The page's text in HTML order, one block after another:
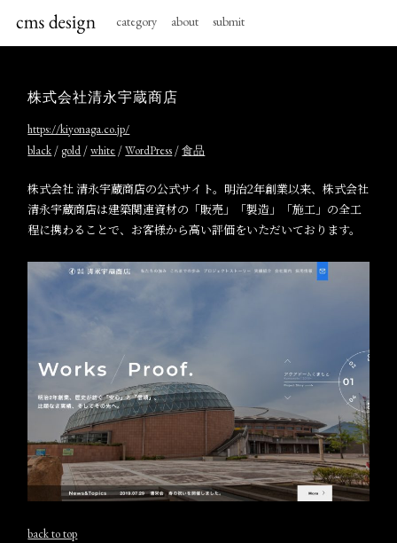
category about submit
株式会社清永宇蔵商店
https://kiyonaga.co.jp/
black / gold /white /WordPress /食品
株式会社 清永宇蔵商店の公式サイト。明治2年創業以来、株式会社
清永宇蔵商店は建築関連資材の「販売」「製造」「施工」の全工
程に携わることで、お客様から高い評価をいただいております。
back to top